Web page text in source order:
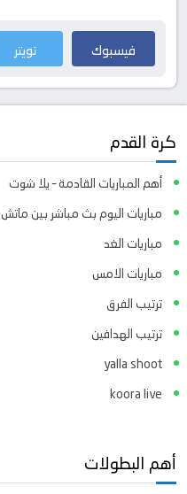
فيسبوك تويتر
كرة القدم
أهم المباريات القادمة – يلا شوت
مباريات اليوم بث مباشر بين ماتش
مباريات الغد
مباريات الامس
ترتيب الفرق
ترتيب الهدافين
yalla shoot
koora live
أهم البطولات